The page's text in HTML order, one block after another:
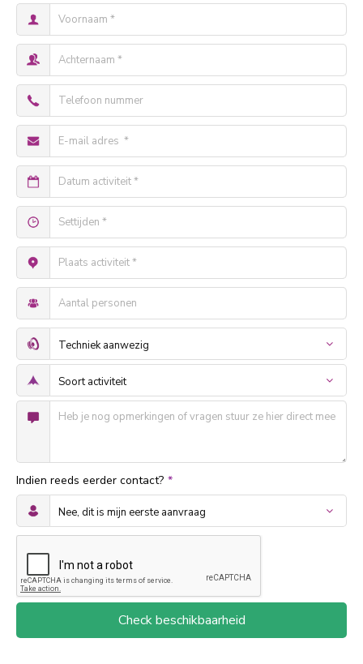
Indien reeds eerder contact? *
Check beschikbaarheid